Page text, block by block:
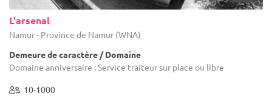
L'arsenal
Namur - Province de Namur (WNA)
Demeure de caractère / Domaine
Domaine anniversaire : Service traiteur sur place ou libre
10-1000